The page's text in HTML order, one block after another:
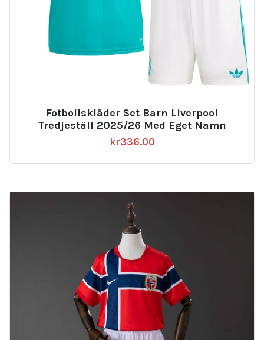
Fotbollskläder Set Barn Liverpool
Tredjeställ 2025/26 Med Eget Namn
kr336.00